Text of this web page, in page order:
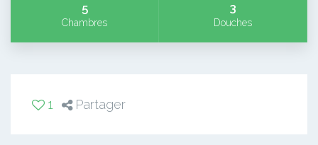
5
Chambres
3
Douches
1 Partager